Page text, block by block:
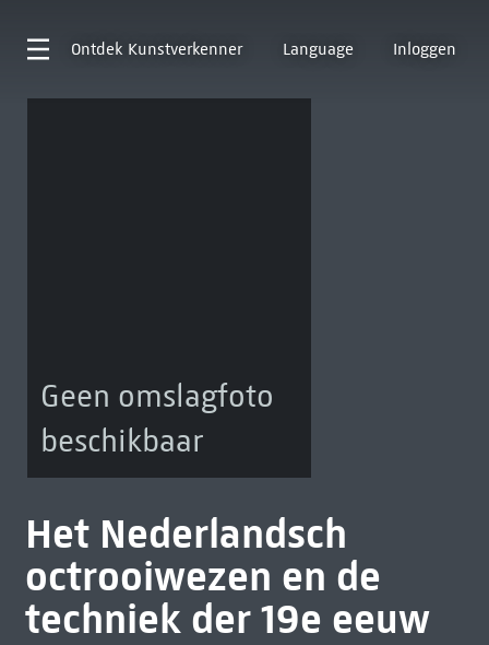
Ontdek Kunstverkenner Language Inloggen
Geen omslagfoto
beschikbaar
Het Nederlandsch
octrooiwezen en de
techniek der 19e eeuw